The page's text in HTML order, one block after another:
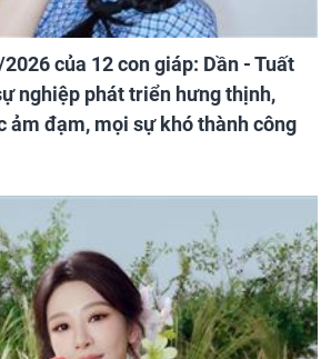
của 12 con giáp: Dần - Tuất
nghiệp phát triển hưng thịnh,
ảm đạm, mọi sự khó thành công